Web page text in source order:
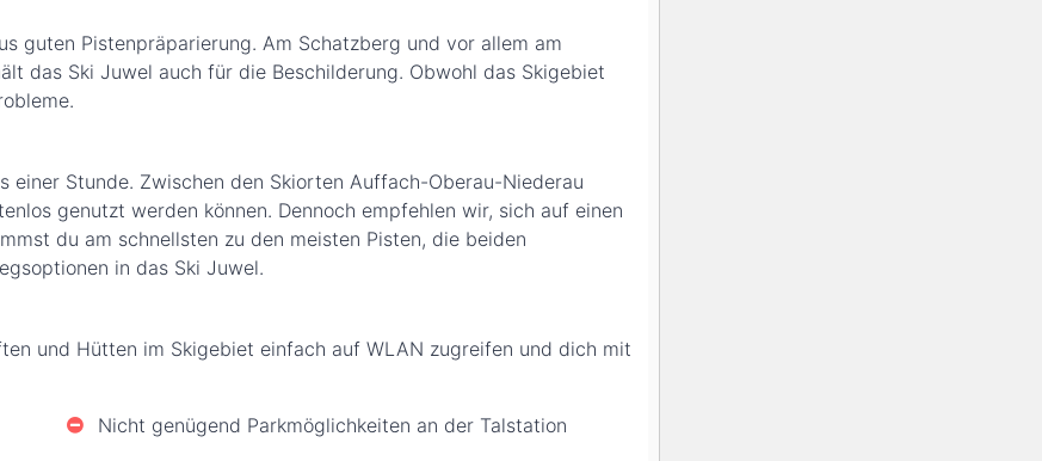
Nicht genügend Parkmöglichkeiten an der Talstation
guten Pistenpräparierung. Am Schatzberg und vor allem am
das Ski Juwel auch für die Beschilderung. Obwohl das Skigebiet
Stunde. Zwischen den Skiorten Auffach-Oberau-Niederau
genutzt werden können. Dennoch empfehlen wir, sich auf einen
du am schnellsten zu den meisten Pisten, die beiden
in das Ski Juwel.
und Hütten im Skigebiet einfach auf WLAN zugreifen und dich mit